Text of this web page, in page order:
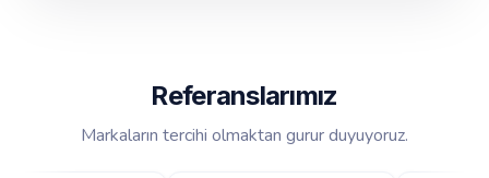
Referanslarımız
Markaların tercihi olmaktan gurur duyuyoruz.